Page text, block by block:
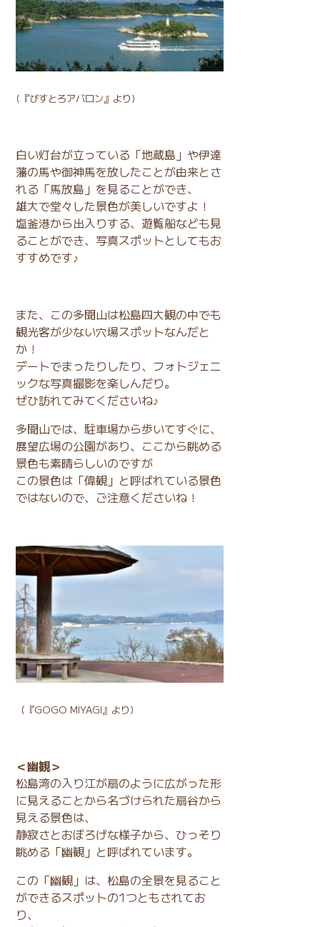
( 『びすとろアバロン』 より)
白い灯台が立っている「地蔵島」や伊達
藩の馬や御神馬を放したことが由来とさ
れる「馬放島」を見ることができ、
雄大で堂々した景色が美しいですよ！
塩釜港から出入りする、遊覧船なども見
ることができ、写真スポットとしてもお
すすめです♪
また、この多聞山は松島四大観の中でも
観光客が少ない穴場スポットなんだと
か！
デートでまったりしたり、フォトジェニ
ックな写真撮影を楽しんだり。
ぜひ訪れてみてくださいね♪
多聞山では、駐車場から歩いてすぐに、
展望広場の公園があり、ここから眺める
景色も素晴らしいのですが
この景色は「偉観」と呼ばれている景色
ではないので、ご注意くださいね！
（ 『GOGO MIYAGI』 より)
＜幽観＞
松島湾の入り江が扇のように広がった形
に見えることから名づけられた扇谷から
見える景色は、
静寂さとおぼろげな様子から、ひっそり
眺める「幽観」と呼ばれています。
この「幽観」は、松島の全景を見ること
ができるスポットの1つともされてお
り、